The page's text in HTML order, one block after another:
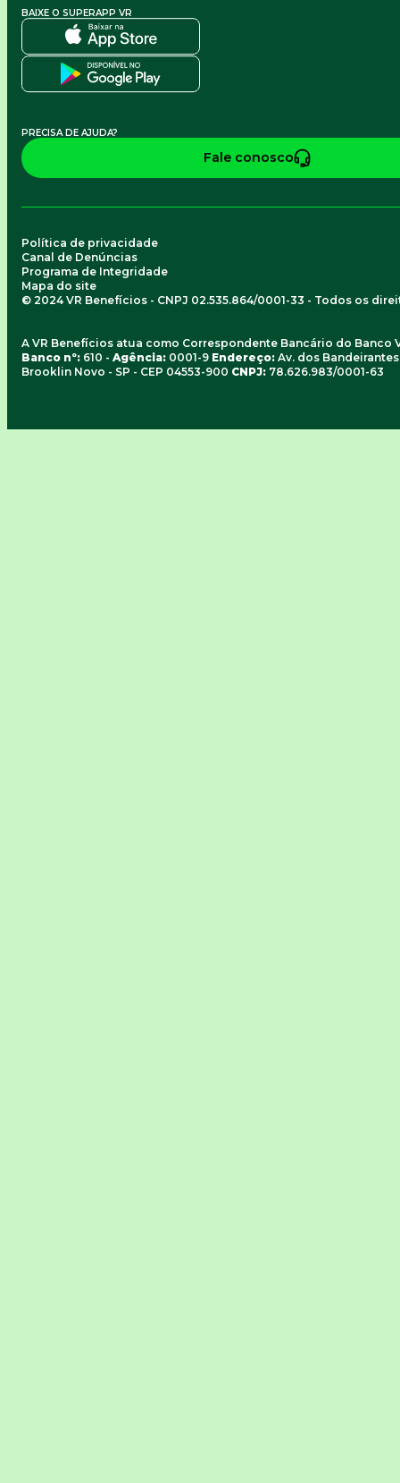
BAIXE O SUPERAPP VR
PRECISA DE AJUDA?
Fale conosco
© 2024 VR Benefícios - CNPJ 02.535.864/0001-33 - Todos os
Política de privacidade
Canal de Denúncias
Programa de Integridade
Mapa do site
A VR Benefícios atua como Correspondente Bancário do Banco
Banco nº: 610 - Agência: 0001-9 Endereço: Av. dos
Brooklin Novo - SP - CEP 04553-900 CNPJ: 78.626.983/0001-63